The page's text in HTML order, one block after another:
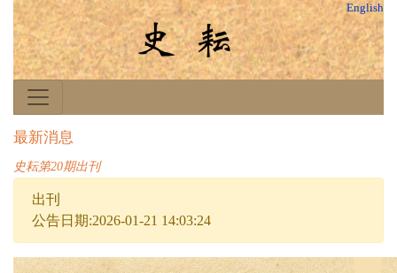
English
最新消息
史耘第20期出刊
出刊
公告日期:2026-01-21 14:03:24